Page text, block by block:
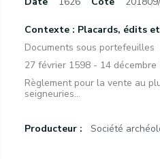
Contexte : Placards, édits
Documents sous portefeuilles
27 février 1598 - 14 décembre
Règlement pour la vente au
seigneuries...
Producteur : Société